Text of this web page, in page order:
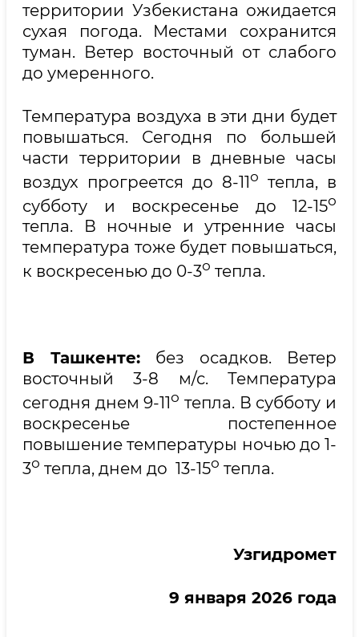
территории Узбекистана ожидается
сухая погода. Местами сохранится
туман. Ветер восточный от слабого
до умеренного.
Температура воздуха в эти дни будет
повышаться. Сегодня по большей
части территории в дневные часы
воздух прогреется до 8-11о тепла, в
субботу и воскресенье до 12-15о
тепла. В ночные и утренние часы
температура тоже будет повышаться,
к воскресенью до 0-3о тепла.
В Ташкенте: без осадков. Ветер
восточный 3-8 м/с. Температура
сегодня днем 9-11о тепла. В субботу и
воскресенье постепенное
повышение температуры ночью до 1-
3о тепла, днем до 13-15о тепла.
Узгидромет
9 января 2026 года